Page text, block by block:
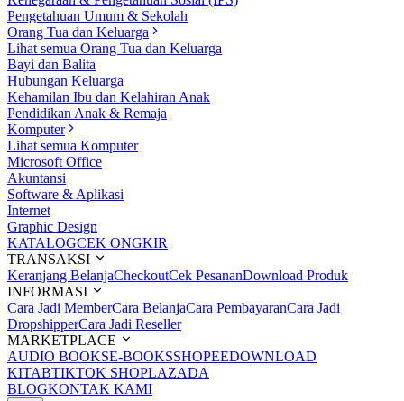
Pengetahuan Umum & Sekolah
Orang Tua dan Keluarga
Lihat semua Orang Tua dan Keluarga
Bayi dan Balita
Hubungan Keluarga
Kehamilan Ibu dan Kelahiran Anak
Pendidikan Anak & Remaja
Komputer
Lihat semua Komputer
Microsoft Office
Akuntansi
Software & Aplikasi
Internet
Graphic Design
KATALOGCEK ONGKIR
TRANSAKSI
Keranjang BelanjaCheckoutCek PesananDownload Produk
INFORMASI
Cara Jadi MemberCara BelanjaCara PembayaranCara Jadi
DropshipperCara Jadi Reseller
MARKETPLACE
AUDIO BOOKSE-BOOKSSHOPEEDOWNLOAD
KITABTIKTOK SHOPLAZADA
BLOGKONTAK KAMI